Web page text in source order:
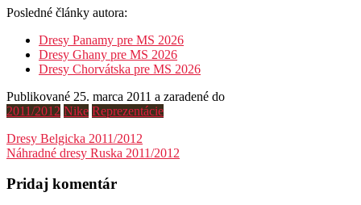
Posledné články autora:
Dresy Panamy pre MS 2026
Dresy Ghany pre MS 2026
Dresy Chorvátska pre MS 2026
Publikované 25. marca 2011 a zaradené do
2011/2012 Nike Reprezentácie
Navigácia
v
článku
Dresy Belgicka 2011/2012
Náhradné dresy Ruska 2011/2012
Pridaj komentár